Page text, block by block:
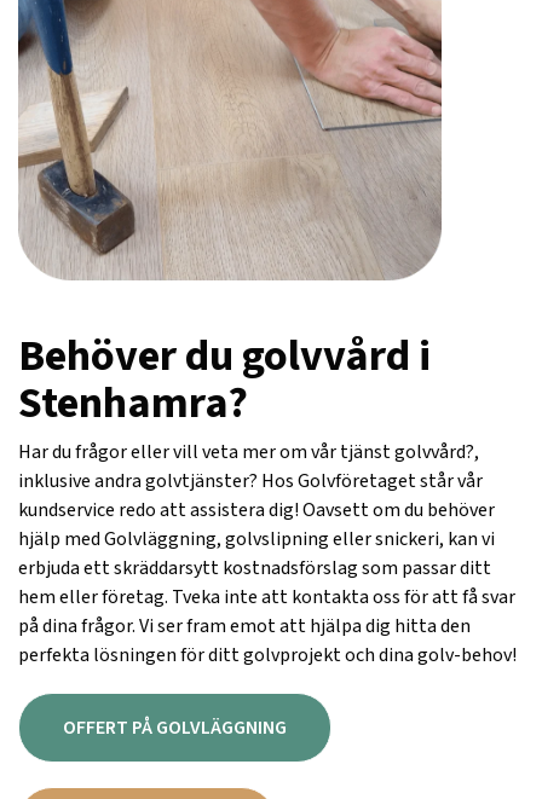
Behöver du golvvård i
Stenhamra?
Har du frågor eller vill veta mer om vår tjänst golvvård?,
inklusive andra golvtjänster? Hos Golvföretaget står vår
kundservice redo att assistera dig! Oavsett om du behöver
hjälp med Golvläggning, golvslipning eller snickeri, kan vi
erbjuda ett skräddarsytt kostnadsförslag som passar ditt
hem eller företag. Tveka inte att kontakta oss för att få svar
på dina frågor. Vi ser fram emot att hjälpa dig hitta den
perfekta lösningen för ditt golvprojekt och dina golv-behov!
OFFERT PÅ GOLVLÄGGNING